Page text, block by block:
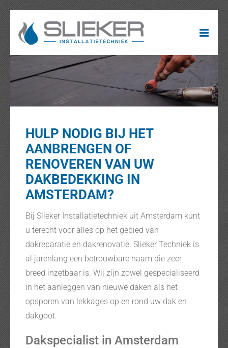
naar
inhoud
HULP NODIG BIJ HET
AANBRENGEN OF
RENOVEREN VAN UW
DAKBEDEKKING IN
AMSTERDAM?
Bij Slieker Installatietechniek uit Amsterdam kunt
u terecht voor alles op het gebied van
dakreparatie en dakrenovatie. Slieker Techniek is
al jarenlang een betrouwbare naam die zeer
breed inzetbaar is. Wij zijn zowel gespecialiseerd
in het aanleggen van nieuwe daken als het
opsporen van lekkages op en rond uw dak en
dakgoot.
Dakspecialist in Amsterdam